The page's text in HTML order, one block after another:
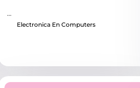
...
Electronica En Computers